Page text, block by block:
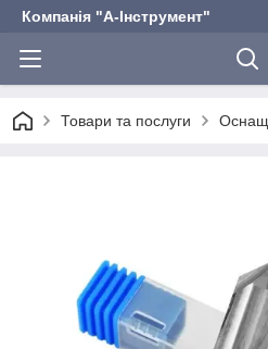
Компанія "А-Інструмент"
Товари та послуги